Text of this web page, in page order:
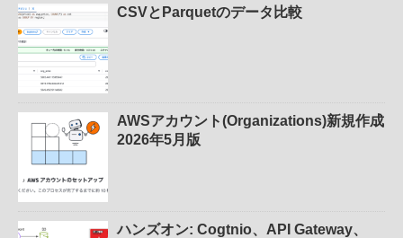
CSVとParquetのデータ比較
AWSアカウント(Organizations)新規作成
2026年5月版
ハンズオン: Cogtnio、API Gateway、